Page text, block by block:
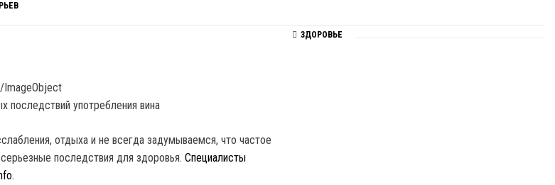
ImageObject
отдыха и не всегда задумываемся, что частое
последствия для здоровья. Специалисты
ЗДОРОВЬЕ